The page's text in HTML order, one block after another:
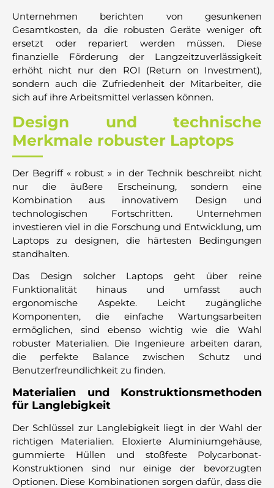
Unternehmen berichten von gesunkenen
Gesamtkosten, da die robusten Geräte weniger oft
ersetzt oder repariert werden müssen. Diese
finanzielle Förderung der Langzeitzuverlässigkeit
erhöht nicht nur den ROI (Return on Investment),
sondern auch die Zufriedenheit der Mitarbeiter, die
sich auf ihre Arbeitsmittel verlassen können.
Design und technische
Merkmale robuster Laptops
Der Begriff « robust » in der Technik beschreibt nicht
nur die äußere Erscheinung, sondern eine
Kombination aus innovativem Design und
technologischen Fortschritten. Unternehmen
investieren viel in die Forschung und Entwicklung, um
Laptops zu designen, die härtesten Bedingungen
standhalten.
Das Design solcher Laptops geht über reine
Funktionalität hinaus und umfasst auch
ergonomische Aspekte. Leicht zugängliche
Komponenten, die einfache Wartungsarbeiten
ermöglichen, sind ebenso wichtig wie die Wahl
robuster Materialien. Die Ingenieure arbeiten daran,
die perfekte Balance zwischen Schutz und
Benutzerfreundlichkeit zu finden.
Materialien und Konstruktionsmethoden
für Langlebigkeit
Der Schlüssel zur Langlebigkeit liegt in der Wahl der
richtigen Materialien. Eloxierte Aluminiumgehäuse,
gummierte Hüllen und stoßfeste Polycarbonat-
Konstruktionen sind nur einige der bevorzugten
Optionen. Diese Kombinationen sorgen dafür, dass die